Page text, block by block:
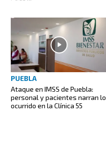
PUEBLA
Ataque en IMSS de Puebla:
personal y pacientes narran lo
ocurrido en la Clínica 55